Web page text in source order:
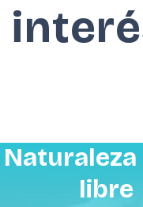
Naturaleza
libre